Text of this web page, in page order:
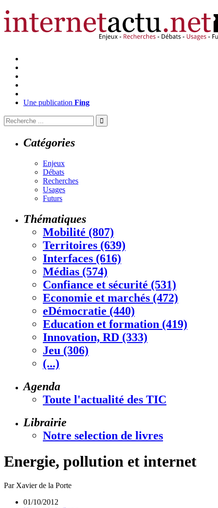
Une publication Fing
Catégories
Enjeux
Débats
Recherches
Usages
Futurs
Thématiques
Mobilité (807)
Territoires (639)
Interfaces (616)
Médias (574)
Confiance et sécurité (531)
Economie et marchés (472)
eDémocratie (440)
Education et formation (419)
Innovation, RD (333)
Jeu (306)
(...)
Agenda
Toute l'actualité des TIC
Librairie
Notre selection de livres
Energie, pollution et internet
Par Xavier de la Porte
01/10/2012